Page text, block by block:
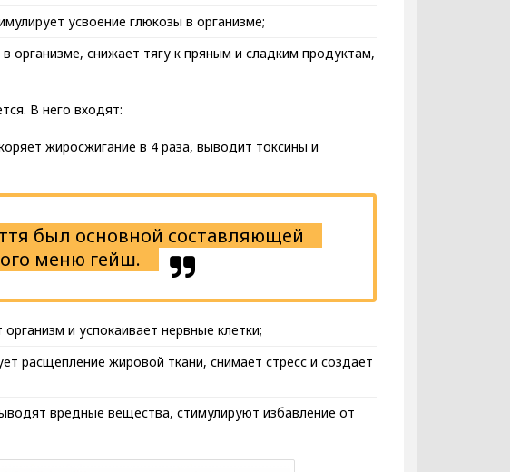
усвоение глюкозы в организме;
организме, снижает тягу к пряным и сладким продуктам,
В него входят:
жиросжигание в 4 раза, выводит токсины и
был основной составляющей
меню гейш.
и успокаивает нервные клетки;
расщепление жировой ткани, снимает стресс и создает
вредные вещества, стимулируют избавление от